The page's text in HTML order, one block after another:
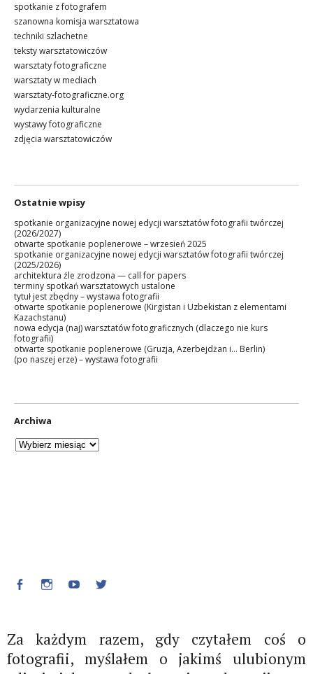
spotkanie z fotografem
szanowna komisja warsztatowa
techniki szlachetne
teksty warsztatowiczów
warsztaty fotograficzne
warsztaty w mediach
warsztaty-fotograficzne.org
wydarzenia kulturalne
wystawy fotograficzne
zdjęcia warsztatowiczów
Ostatnie wpisy
spotkanie organizacyjne nowej edycji warsztatów fotografii twórczej
(2026/2027)
otwarte spotkanie poplenerowe – wrzesień 2025
spotkanie organizacyjne nowej edycji warsztatów fotografii twórczej
(2025/2026)
architektura źle zrodzona — call for papers
terminy spotkań warsztatowych ustalone
tytuł jest zbędny – wystawa fotografii
otwarte spotkanie poplenerowe (Kirgistan i Uzbekistan z elementami
Kazachstanu)
nowa edycja (naj) warsztatów fotograficznych (dlaczego nie kurs
fotografii)
otwarte spotkanie poplenerowe (Gruzja, Azerbejdżan i… Berlin)
(po naszej erze) – wystawa fotografii
Archiwa
Za każdym razem, gdy czytałem coś o
fotografii, myślałem o jakimś ulubionym